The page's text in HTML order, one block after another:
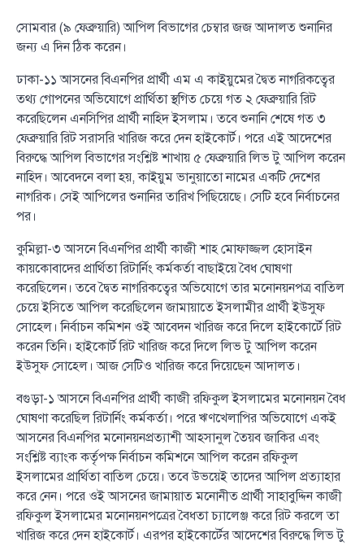
সোমবার (৯ ফেব্রুয়ারি) আপিল বিভাগের চেম্বার জজ আদালত শুনানির
জন্য এ দিন ঠিক করেন।
ঢাকা-১১ আসনের বিএনপির প্রার্থী এম এ কাইয়ুমের দ্বৈত নাগরিকত্বের
তথ্য গোপনের অভিযোগে প্রার্থিতা স্থগিত চেয়ে গত ২ ফেব্রুয়ারি রিট
করেছিলেন এনসিপির প্রার্থী নাহিদ ইসলাম। তবে শুনানি শেষে গত ৩
ফেব্রুয়ারি রিট সরাসরি খারিজ করে দেন হাইকোর্ট। পরে এই আদেশের
বিরুদ্ধে আপিল বিভাগের সংশ্লিষ্ট শাখায় ৫ ফেব্রুয়ারি লিভ টু আপিল করেন
নাহিদ। আবেদনে বলা হয়, কাইয়ুম ভানুয়াতো নামের একটি দেশের
নাগরিক। সেই আপিলের শুনানির তারিখ পিছিয়েছে। সেটি হবে নির্বাচনের
পর।
কুমিল্লা-৩ আসনে বিএনপির প্রার্থী কাজী শাহ মোফাজ্জল হোসাইন
কায়কোবাদের প্রার্থিতা রিটার্নিং কর্মকর্তা বাছাইয়ে বৈধ ঘোষণা
করেছিলেন। তবে দ্বৈত নাগরিকত্বের অভিযোগে তার মনোনয়নপত্র বাতিল
চেয়ে ইসিতে আপিল করেছিলেন জামায়াতে ইসলামীর প্রার্থী ইউসুফ
সোহেল। নির্বাচন কমিশন ওই আবেদন খারিজ করে দিলে হাইকোর্টে রিট
করেন তিনি। হাইকোর্ট রিট খারিজ করে দিলে লিভ টু আপিল করেন
ইউসুফ সোহেল। আজ সেটিও খারিজ করে দিয়েছেন আদালত।
বগুড়া-১ আসনে বিএনপির প্রার্থী কাজী রফিকুল ইসলামের মনোনয়ন বৈধ
ঘোষণা করেছিল রিটার্নিং কর্মকর্তা। পরে ঋণখেলাপির অভিযোগে একই
আসনের বিএনপির মনোনয়নপ্রত্যাশী আহসানুল তৈয়ব জাকির এবং
সংশ্লিষ্ট ব্যাংক কর্তৃপক্ষ নির্বাচন কমিশনে আপিল করেন রফিকুল
ইসলামের প্রার্থিতা বাতিল চেয়ে। তবে উভয়েই তাদের আপিল প্রত্যাহার
করে নেন। পরে ওই আসনের জামায়াত মনোনীত প্রার্থী সাহাবুদ্দিন কাজী
রফিকুল ইসলামের মনোনয়নপত্রের বৈধতা চ্যালেঞ্জ করে রিট করলে তা
খারিজ করে দেন হাইকোর্ট। এরপর হাইকোর্টের আদেশের বিরুদ্ধে লিভ টু